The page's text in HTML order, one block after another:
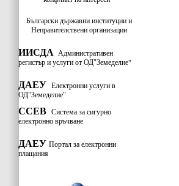
Български държавни институции и
Неправителствени организации
ИИСДА Административен
регистър и услуги от ОД"Земеделие"
ДАЕУ Електронни услуги в
ОД"Земеделие"
ССЕВ Система за сигурно
електронно връчване
ДАЕУ Портал за електронни
плащания